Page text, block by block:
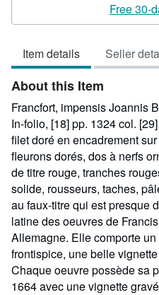
5
of
5
stars
Free 30-
Item details Seller
About this Item
Francfort, impensis Joannis
In-folio, [18] pp. 1324 col.
filet doré en encadrement
fleurons dorés, dos à nerfs
de titre rouge, tranches
solide, rousseurs, taches,
au faux-titre qui est presque
latine des oeuvres de
Allemagne. Elle comporte
frontispice, une belle
Chaque oeuvre possède sa
1664 avec une vignette